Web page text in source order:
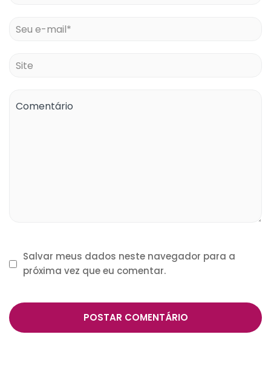
Salvar meus dados neste navegador para a
próxima vez que eu comentar.